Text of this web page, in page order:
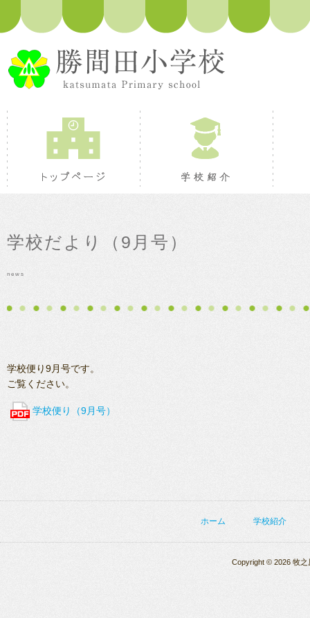
トップページ 学校紹介
学校だより（9月号）
news
学校便り9月号です。
ご覧ください。
学校便り（9月号）
ホーム 学校紹介
Copyright © 2026 牧之